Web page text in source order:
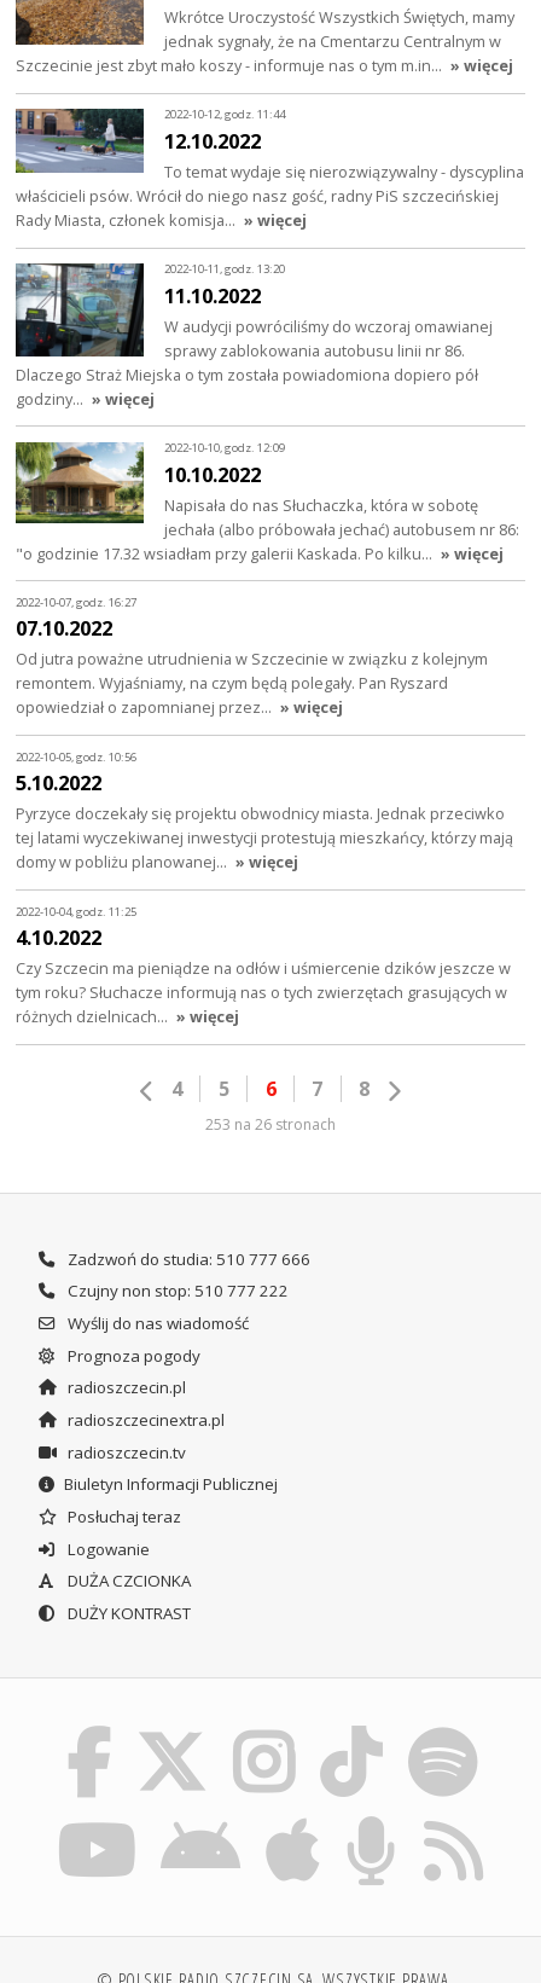
Wkrótce Uroczystość Wszystkich Świętych, mamy
jednak sygnały, że na Cmentarzu Centralnym w
Szczecinie jest zbyt mało koszy - informuje nas o tym m.in… » więcej
2022-10-12, godz. 11:44
12.10.2022
To temat wydaje się nierozwiązywalny - dyscyplina
właścicieli psów. Wrócił do niego nasz gość, radny PiS szczecińskiej
Rady Miasta, członek komisja… » więcej
2022-10-11, godz. 13:20
11.10.2022
W audycji powróciliśmy do wczoraj omawianej
sprawy zablokowania autobusu linii nr 86.
Dlaczego Straż Miejska o tym została powiadomiona dopiero pół
godziny… » więcej
2022-10-10, godz. 12:09
10.10.2022
Napisała do nas Słuchaczka, która w sobotę
jechała (albo próbowała jechać) autobusem nr 86:
"o godzinie 17.32 wsiadłam przy galerii Kaskada. Po kilku… » więcej
2022-10-07, godz. 16:27
07.10.2022
Od jutra poważne utrudnienia w Szczecinie w związku z kolejnym
remontem. Wyjaśniamy, na czym będą polegały. Pan Ryszard
opowiedział o zapomnianej przez… » więcej
2022-10-05, godz. 10:56
5.10.2022
Pyrzyce doczekały się projektu obwodnicy miasta. Jednak przeciwko
tej latami wyczekiwanej inwestycji protestują mieszkańcy, którzy mają
domy w pobliżu planowanej… » więcej
2022-10-04, godz. 11:25
4.10.2022
Czy Szczecin ma pieniądze na odłów i uśmiercenie dzików jeszcze w
tym roku? Słuchacze informują nas o tych zwierzętach grasujących w
różnych dzielnicach… » więcej
4 5 6 7 8
253 na 26 stronach
Zadzwoń do studia: 510 777 666
Czujny non stop: 510 777 222
Wyślij do nas wiadomość
Prognoza pogody
radioszczecin.pl
radioszczecinextra.pl
radioszczecin.tv
Biuletyn Informacji Publicznej
Posłuchaj teraz
Logowanie
DUŻA CZCIONKA
DUŻY KONTRAST